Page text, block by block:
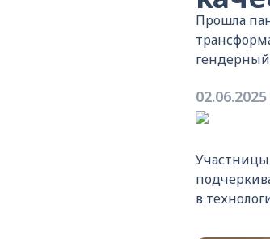
Прошла
гендерный
02.06.2025
в